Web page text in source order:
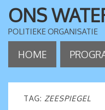
ONS
POLITIEKE ORGANISATIE
HOME
TAG: ZEESPIEGEL